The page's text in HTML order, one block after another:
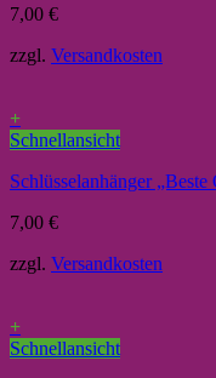
7,00 €
zzgl. Versandkosten
+
Schnellansicht
Schlüsselanhänger
7,00 €
zzgl. Versandkosten
+
Schnellansicht